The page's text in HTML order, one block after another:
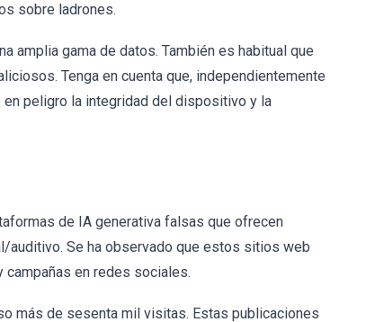
sobre ladrones.
amplia gama de datos. También es habitual que
Tenga en cuenta que, independientemente
peligro la integridad del dispositivo y la
de IA generativa falsas que ofrecen
auditivo. Se ha observado que estos sitios web
campañas en redes sociales.
más de sesenta mil visitas. Estas publicaciones